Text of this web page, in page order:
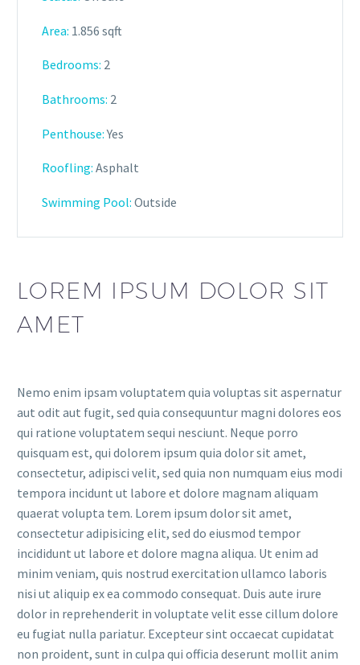
Area: 1.856 sqft
Bedrooms: 2
Bathrooms: 2
Penthouse:Yes
Roofling: Asphalt
Swimming Pool: Outside
LOREM IPSUM DOLOR SIT
AMET
Nemo enim ipsam voluptatem quia voluptas sit aspernatur
aut odit aut fugit, sed quia consequuntur magni dolores eos
qui ratione voluptatem sequi nesciunt. Neque porro
quisquam est, qui dolorem ipsum quia dolor sit amet,
consectetur, adipisci velit, sed quia non numquam eius modi
tempora incidunt ut labore et dolore magnam aliquam
quaerat volupta tem. Lorem ipsum dolor sit amet,
consectetur adipisicing elit, sed do eiusmod tempor
incididunt ut labore et dolore magna aliqua. Ut enim ad
minim veniam, quis nostrud exercitation ullamco laboris
nisi ut aliquip ex ea commodo consequat. Duis aute irure
dolor in reprehenderit in voluptate velit esse cillum dolore
eu fugiat nulla pariatur. Excepteur sint occaecat cupidatat
non proident, sunt in culpa qui officia deserunt mollit anim